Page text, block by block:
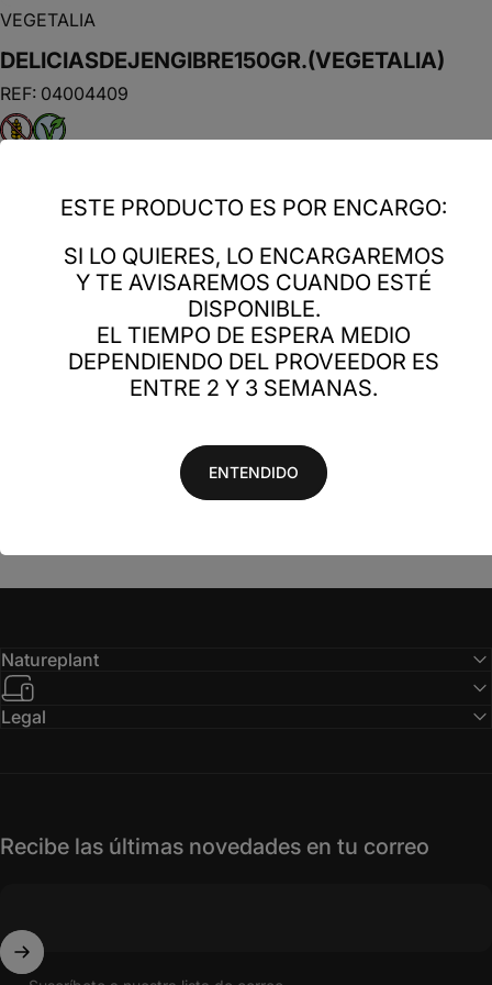
VEGETALIA
DELICIASDEJENGIBRE150GR.(VEGETALIA)
REF: 04004409
Código de barras
Unidades por caja
Soporte telefónico
¿Necesitas que te ayudemos con tu pedido? Llámanos al
Natureplant
Legal
Recibe las últimas novedades en tu correo
ESTE PRODUCTO ES POR ENCARGO:
SI LO QUIERES, LO ENCARGAREMOS
Y TE AVISAREMOS CUANDO ESTÉ
DISPONIBLE.
EL TIEMPO DE ESPERA MEDIO
DEPENDIENDO DEL PROVEEDOR ES
ENTRE 2 Y 3 SEMANAS.
ENTENDIDO